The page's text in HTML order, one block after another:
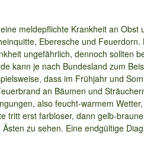
meldepflichte Krankheit an Obst
Eberesche und Feuerdorn.
ungefährlich, dennoch sollten
kann je nach Bundesland zum
dass im Frühjahr und
an Bäumen und
also feucht-warmem
erst farbloser, dann gelb-
zu sehen. Eine endgültige